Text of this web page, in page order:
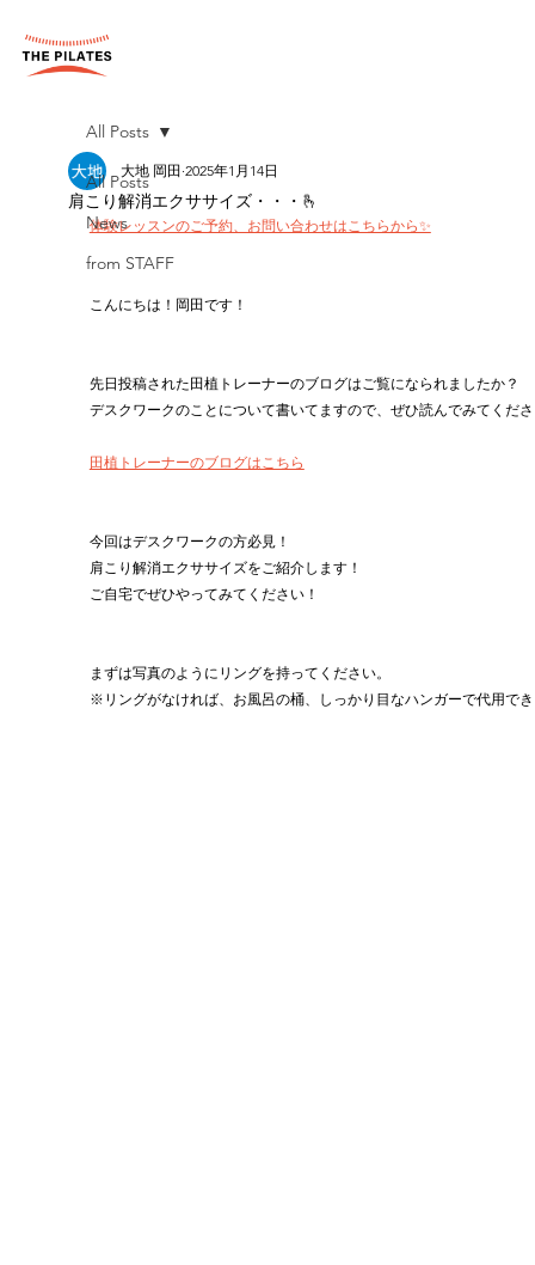
All Posts
News
from STAFF
All Posts
肩こり解消エクササイズ・・・🫰
大地 岡田 2025年1月14日
体験レッスンのご予約、お問い合わせはこちらから✨
こんにちは！岡田です！
先日投稿された田植トレーナーのブログはご覧になられましたか？
デスクワークのことについて書いてますので、ぜひ読んでみてくだ
田植トレーナーのブログはこちら
今回はデスクワークの方必見！
肩こり解消エクササイズをご紹介します！
ご自宅でぜひやってみてください！
まずは写真のようにリングを持ってください。
※リングがなければ、お風呂の桶、しっかり目なハンガーで代用で